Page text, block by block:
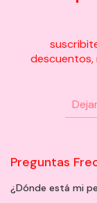
descuentos,
Preguntas
¿Dónde está mi